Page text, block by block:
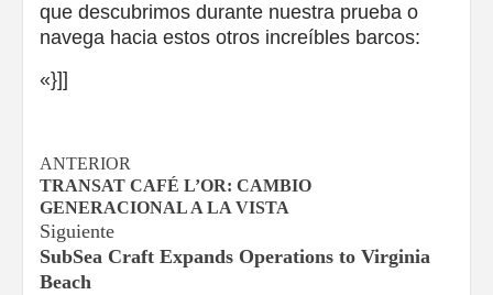
que descubrimos durante nuestra prueba o
navega hacia estos otros increíbles barcos:
«}]]
Navegación
de
entradas
ANTERIOR
TRANSAT CAFÉ L’OR: CAMBIO
GENERACIONAL A LA VISTA
Siguiente
SubSea Craft Expands Operations to Virginia
Beach